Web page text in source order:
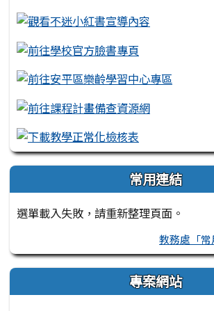
常用連結
選單載入失敗，請重新整理頁面。
教務處「
專案網站